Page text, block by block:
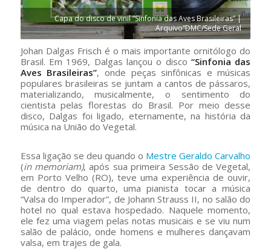
Capa do disco de vinil “Sinfonia das Aves Brasileiras” |
Arquivo”DMC/Sede Geral
Johan Dalgas Frisch é o mais importante ornitólogo do
Brasil. Em 1969, Dalgas lançou o disco“Sinfonia das
Aves Brasileiras”, onde peças sinfônicas e músicas
populares brasileiras se juntam a cantos de pássaros,
materializando, musicalmente, o sentimento do
cientista pelas florestas do Brasil. Por meio desse
disco, Dalgas foi ligado, eternamente, na história da
música na União do Vegetal.
Essa ligação se deu quando o Mestre Geraldo Carvalho
(in memoriam), após sua primeira Sessão de Vegetal,
em Porto Velho (RO), teve uma experiência de ouvir,
de dentro do quarto, uma pianista tocar a música
“Valsa do Imperador”, de Johann Strauss II, no salão do
hotel no qual estava hospedado. Naquele momento,
ele fez uma viagem pelas notas musicais e se viu num
salão de palácio, onde homens e mulheres dançavam
valsa, em trajes de gala.